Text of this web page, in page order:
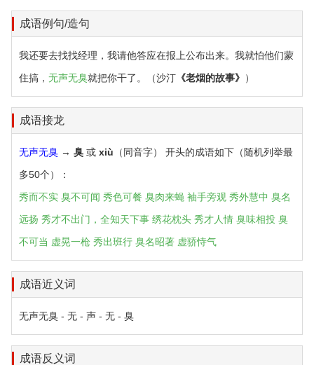
成语例句/造句
我还要去找找经理，我请他答应在报上公布出来。我就怕他们蒙
住搞， 无声无臭就把你干了。（沙汀 《老烟的故事》 ）
成语接龙
无声无臭 → 臭 或 xiù （同音字） 开头的成语如下（随机列举最
多50个）：
秀而不实 臭不可闻 秀色可餐 臭肉来蝇 袖手旁观 秀外慧中 臭名
远扬 秀才不出门，全知天下事 绣花枕头 秀才人情 臭味相投 臭
不可当 虚晃一枪 秀出班行 臭名昭著 虚骄恃气
成语近义词
无声无臭 - 无 - 声 - 无 - 臭
成语反义词